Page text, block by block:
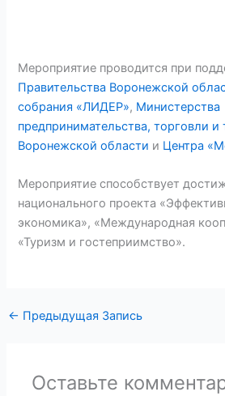
Мероприятие проводится при
Правительства Воронежской
собрания «ЛИДЕР», Министерства
предпринимательства, торговли и
Воронежской области и Центра
Мероприятие способствует
национального проекта
экономика», «Международная
«Туризм и гостеприимство».
← Предыдущая Запись
Оставьте